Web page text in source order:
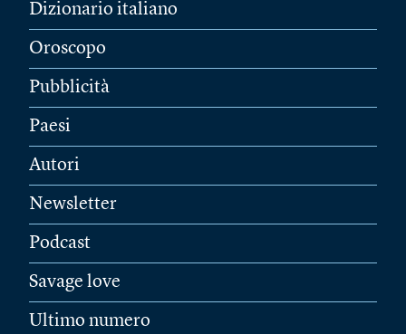
Dizionario italiano
Oroscopo
Pubblicità
Paesi
Autori
Newsletter
Podcast
Savage love
Ultimo numero